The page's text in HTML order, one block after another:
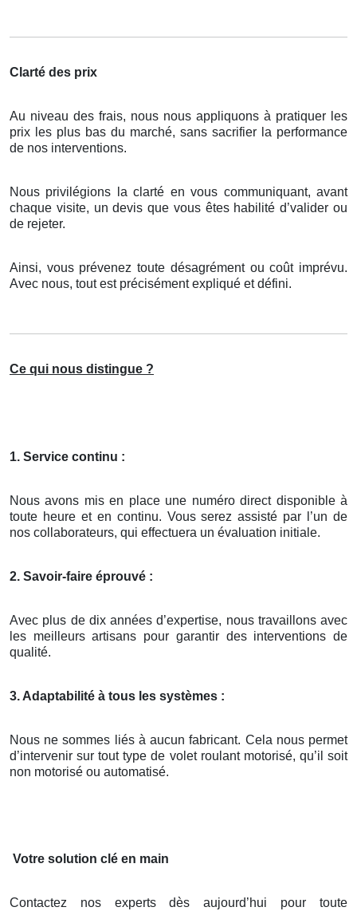
Clarté des prix
Au niveau des frais, nous nous appliquons à pratiquer les
prix les plus bas du marché, sans sacrifier la performance
de nos interventions.
Nous privilégions la clarté en vous communiquant, avant
chaque visite, un devis que vous êtes habilité d’valider ou
de rejeter.
Ainsi, vous prévenez toute désagrément ou coût imprévu.
Avec nous, tout est précisément expliqué et défini.
Ce qui nous distingue ?
1. Service continu :
Nous avons mis en place une numéro direct disponible à
toute heure et en continu. Vous serez assisté par l’un de
nos collaborateurs, qui effectuera un évaluation initiale.
2. Savoir-faire éprouvé :
Avec plus de dix années d’expertise, nous travaillons avec
les meilleurs artisans pour garantir des interventions de
qualité.
3. Adaptabilité à tous les systèmes :
Nous ne sommes liés à aucun fabricant. Cela nous permet
d’intervenir sur tout type de volet roulant motorisé, qu’il soit
non motorisé ou automatisé.
Votre solution clé en main
Contactez nos experts dès aujourd’hui pour toute